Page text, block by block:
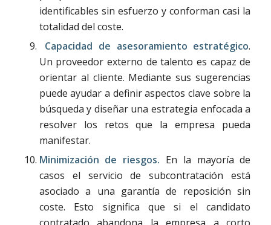
identificables sin esfuerzo y conforman casi la
totalidad del coste.
Capacidad de asesoramiento estratégico.
Un proveedor externo de talento es capaz de
orientar al cliente. Mediante sus sugerencias
puede ayudar a definir aspectos clave sobre la
búsqueda y diseñar una estrategia enfocada a
resolver los retos que la empresa pueda
manifestar.
Minimización de riesgos. En la mayoría de
casos el servicio de subcontratación está
asociado a una garantía de reposición sin
coste. Esto significa que si el candidato